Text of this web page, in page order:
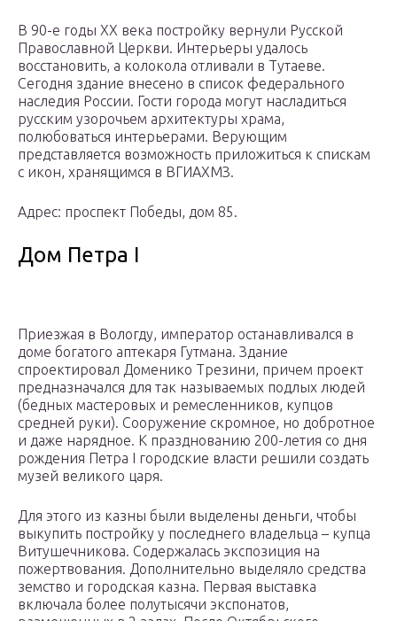
В 90-е годы ХХ века постройку вернули Русской
Православной Церкви. Интерьеры удалось
восстановить, а колокола отливали в Тутаеве.
Сегодня здание внесено в список федерального
наследия России. Гости города могут насладиться
русским узорочьем архитектуры храма,
полюбоваться интерьерами. Верующим
представляется возможность приложиться к спискам
с икон, хранящимся в ВГИАХМЗ.
Адрес: проспект Победы, дом 85.
Дом Петра I
Приезжая в Вологду, император останавливался в
доме богатого аптекаря Гутмана. Здание
спроектировал Доменико Трезини, причем проект
предназначался для так называемых подлых людей
(бедных мастеровых и ремесленников, купцов
средней руки). Сооружение скромное, но добротное
и даже нарядное. К празднованию 200-летия со дня
рождения Петра I городские власти решили создать
музей великого царя.
Для этого из казны были выделены деньги, чтобы
выкупить постройку у последнего владельца – купца
Витушечникова. Содержалась экспозиция на
пожертвования. Дополнительно выделяло средства
земство и городская казна. Первая выставка
включала более полутысячи экспонатов,